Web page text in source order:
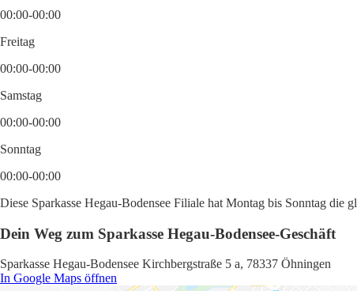
00:00-00:00
Freitag
00:00-00:00
Samstag
00:00-00:00
Sonntag
00:00-00:00
Diese Sparkasse Hegau-Bodensee Filiale hat Montag bis Sonntag
Dein Weg zum Sparkasse Hegau-Bodensee-Geschäft
Sparkasse Hegau-Bodensee Kirchbergstraße 5 a, 78337 Öhningen
In Google Maps öffnen